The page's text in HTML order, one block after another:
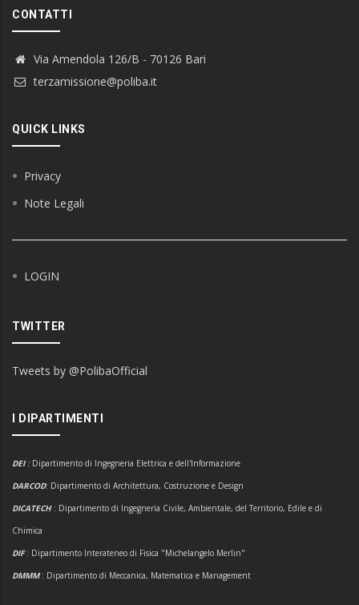
CONTATTI
Via Amendola 126/B - 70126 Bari
terzamissione@poliba.it
QUICK LINKS
Privacy
Note Legali
LOGIN
TWITTER
Tweets by @PolibaOfficial
I DIPARTIMENTI
DEI : Dipartimento di Ingegneria Elettrica e dell'Informazione
DARCOD: Dipartimento di Architettura, Costruzione e Design
DICATECH : Dipartimento di Ingegneria Civile, Ambientale, del Territorio, Edile e di
Chimica
DIF: Dipartimento Interateneo di Fisica "Michelangelo Merlin"
DMMM: Dipartimento di Meccanica, Matematica e Management